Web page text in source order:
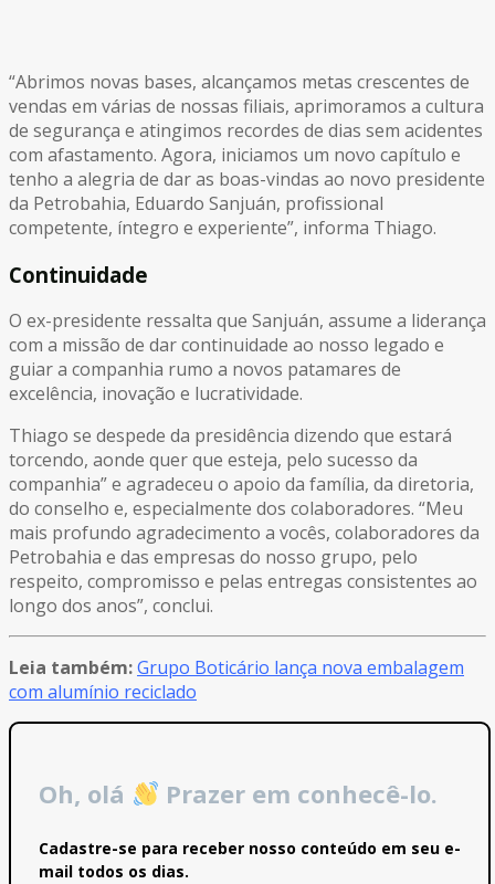
“Abrimos novas bases, alcançamos metas crescentes de
vendas em várias de nossas filiais, aprimoramos a cultura
de segurança e atingimos recordes de dias sem acidentes
com afastamento. Agora, iniciamos um novo capítulo e
tenho a alegria de dar as boas-vindas ao novo presidente
da Petrobahia, Eduardo Sanjuán, profissional
competente, íntegro e experiente”, informa Thiago.
Continuidade
O ex-presidente ressalta que Sanjuán, assume a liderança
com a missão de dar continuidade ao nosso legado e
guiar a companhia rumo a novos patamares de
excelência, inovação e lucratividade.
Thiago se despede da presidência dizendo que estará
torcendo, aonde quer que esteja, pelo sucesso da
companhia” e agradeceu o apoio da família, da diretoria,
do conselho e, especialmente dos colaboradores. “Meu
mais profundo agradecimento a vocês, colaboradores da
Petrobahia e das empresas do nosso grupo, pelo
respeito, compromisso e pelas entregas consistentes ao
longo dos anos”, conclui.
Leia também:Grupo Boticário lança nova embalagem
com alumínio reciclado
Oh, olá Prazer em conhecê-lo.
Cadastre-se para receber nosso conteúdo em seu e-
mail todos os dias.